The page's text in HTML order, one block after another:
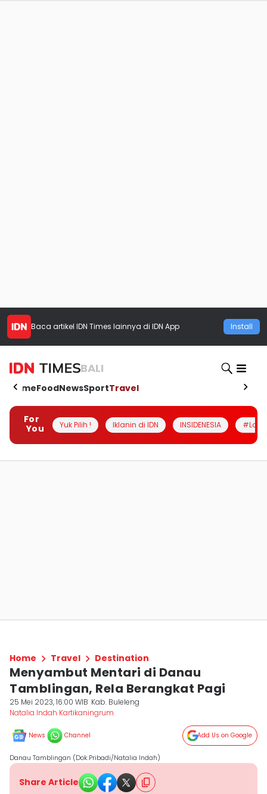
Baca artikel IDN Times lainnya di IDN App Install
BALI
HomeFoodNewsSportTravel
For
You
Yuk Pilih ! Iklanin di IDN INSIDENESIA
Home Travel Destination
Menyambut Mentari di Danau
Tamblingan, Rela Berangkat Pagi
25 Mei 2023, 16:00 WIB Kab. Buleleng
Natalia Indah Kartikaningrum
News Channel Add Us on Google
Danau Tamblingan (Dok.Pribadi/Natalia Indah)
Share Article